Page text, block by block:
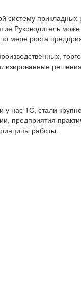
систему
Руководитель
мере роста
нас 1С, стали
предприятия
работы.